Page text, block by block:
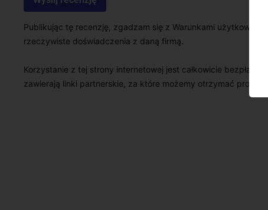
Publikując tę recenzję, zgadzam się z Warunkami
rzeczywiste doświadczenia z daną firmą.
Korzystanie z tej strony internetowej jest całkowicie
zawierają linki partnerskie, za które możemy otrzymać prowizję.